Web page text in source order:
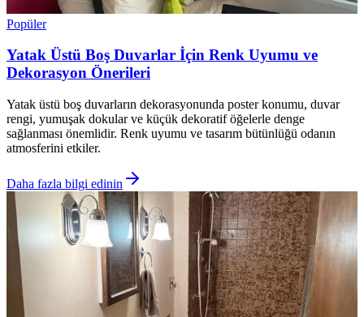
Popüler
Yatak Üstü Boş Duvarlar İçin Renk Uyumu ve
Dekorasyon Önerileri
Yatak üstü boş duvarların dekorasyonunda poster konumu, duvar
rengi, yumuşak dokular ve küçük dekoratif öğelerle denge
sağlanması önemlidir. Renk uyumu ve tasarım bütünlüğü odanın
atmosferini etkiler.
Daha fazla bilgi edinin